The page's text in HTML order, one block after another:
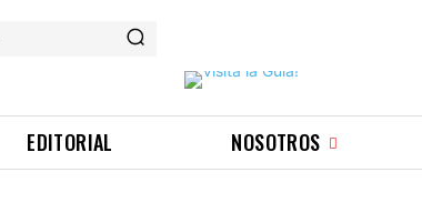
EDITORIAL NOSOTROS